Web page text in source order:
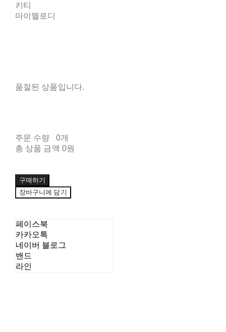
키티
마이멜로디
품절된 상품입니다.
주문 수량
0개
총 상품 금액 0원
구매하기
장바구니에 담기
페이스북
카카오톡
네이버 블로그
밴드
라인